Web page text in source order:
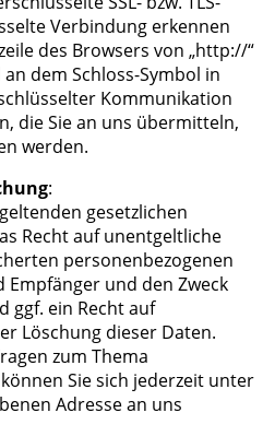
Verbindung erkennen
des Browsers von „http://“
dem Schloss-Symbol in
Kommunikation
die Sie an uns übermitteln,
werden.
:
gesetzlichen
Recht auf unentgeltliche
personenbezogenen
und den Zweck
ggf. ein Recht auf
Löschung dieser Daten.
zum Thema
Sie sich jederzeit unter
Adresse an uns